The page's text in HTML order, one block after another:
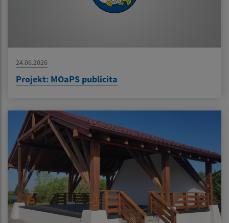
24.06.2026
Projekt: MOaPS publicita